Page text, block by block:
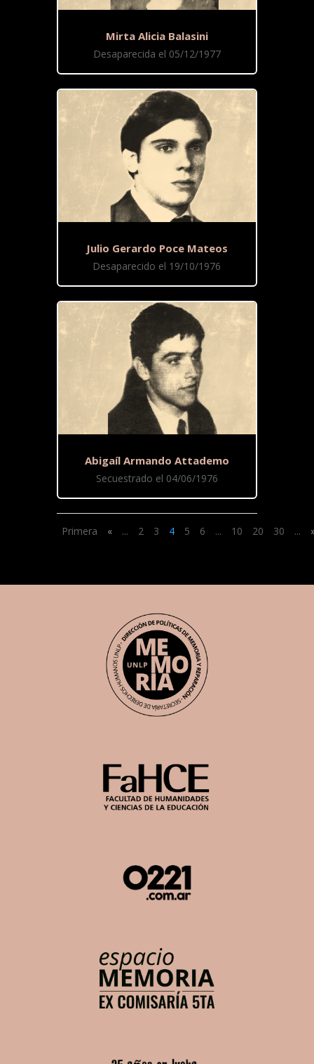
Mirta Alicia Balasini
Desaparecida el 05/12/1977
Julio Gerardo Poce Mateos
Desaparecido el 19/10/1976
Abigaíl Armando Attademo
Secuestrado el 04/06/1976
Primera « ... 2 3 4 5 6 ... 10 20 30 ...